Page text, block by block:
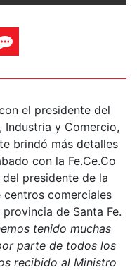
el presidente del
Industria y Comercio,
brindó más detalles
con la Fe.Ce.Co
presidente de la
centros comerciales
de Santa Fe.
tenido muchas
parte de todos los
recibido al Ministro